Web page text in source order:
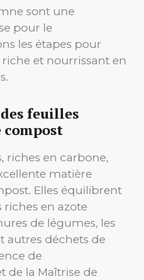
sont une
pour le
les étapes pour
et nourrissant en
feuilles
compost
riches en carbone,
matière
Elles équilibrent
riches en azote
de légumes, les
autres déchets de
de
de la Maîtrise de